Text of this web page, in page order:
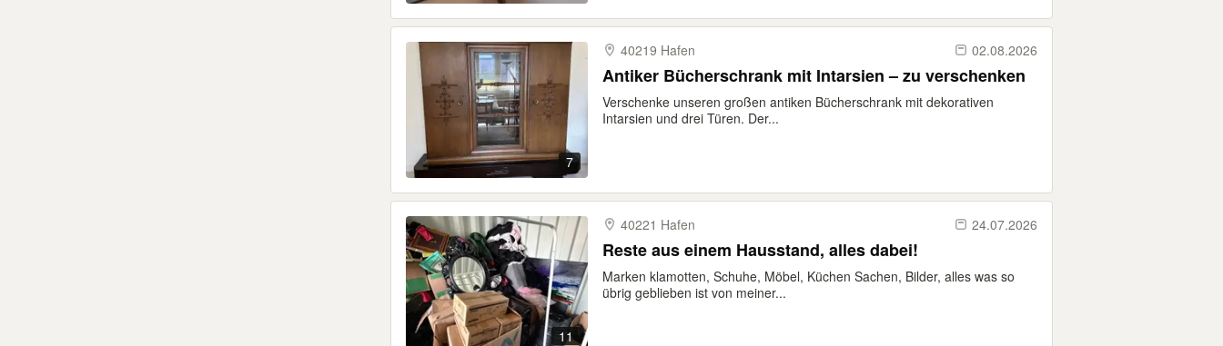
7
40219 Hafen 02.08.2026
Antiker Bücherschrank mit Intarsien – zu verschenken
Verschenke unseren großen antiken Bücherschrank mit dekorativen
Intarsien und drei Türen. Der...
11
40221 Hafen 24.07.2026
Reste aus einem Hausstand, alles dabei!
Marken klamotten, Schuhe, Möbel, Küchen Sachen, Bilder, alles was so
übrig geblieben ist von meiner...